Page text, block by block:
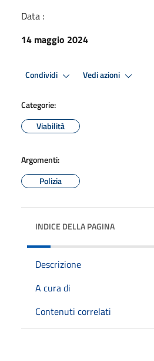
Data :
14 maggio 2024
Condividi Vedi azioni
Categorie:
Viabilità
Argomenti:
Polizia
INDICE DELLA PAGINA
Descrizione
A cura di
Contenuti correlati